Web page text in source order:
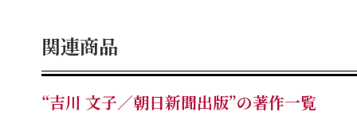
関連商品
“吉川 文子／朝日新聞出版”の著作一覧